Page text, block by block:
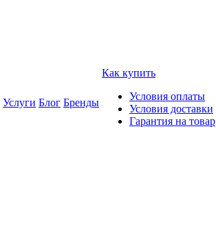
Услуги Блог Бренды
Как купить
Условия оплаты
Условия доставки
Гарантия на товар